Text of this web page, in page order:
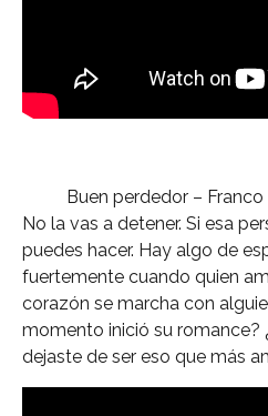
Buen perdedor –
No la vas a detener. Si esa
puedes hacer. Hay algo de
fuertemente cuando quien
corazón se marcha con
momento inició su romance?
dejaste de ser eso que más